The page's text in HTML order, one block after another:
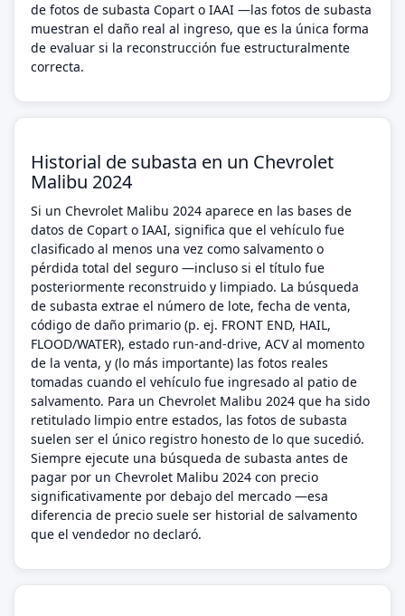
de fotos de subasta Copart o IAAI —las fotos de subasta
muestran el daño real al ingreso, que es la única forma
de evaluar si la reconstrucción fue estructuralmente
correcta.
Historial de subasta en un Chevrolet
Malibu 2024
Si un Chevrolet Malibu 2024 aparece en las bases de
datos de Copart o IAAI, significa que el vehículo fue
clasificado al menos una vez como salvamento o
pérdida total del seguro —incluso si el título fue
posteriormente reconstruido y limpiado. La búsqueda
de subasta extrae el número de lote, fecha de venta,
código de daño primario (p. ej. FRONT END, HAIL,
FLOOD/WATER), estado run-and-drive, ACV al momento
de la venta, y (lo más importante) las fotos reales
tomadas cuando el vehículo fue ingresado al patio de
salvamento. Para un Chevrolet Malibu 2024 que ha sido
retitulado limpio entre estados, las fotos de subasta
suelen ser el único registro honesto de lo que sucedió.
Siempre ejecute una búsqueda de subasta antes de
pagar por un Chevrolet Malibu 2024 con precio
significativamente por debajo del mercado —esa
diferencia de precio suele ser historial de salvamento
que el vendedor no declaró.